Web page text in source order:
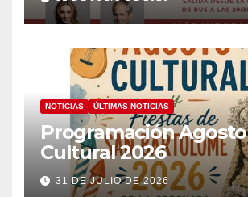
NOTICIAS ÚLTIMAS NOTICIAS
Programación Agosto
Cultural 2026
31 DE JULIO DE 2026